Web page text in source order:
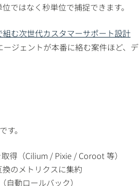
ではなく秒単位で捕捉できます。
む次世代カスタマーサポート設計
ジェントが本番に絡む案件ほど、デ
。
得（Cilium / Pixie / Coroot 等）
のメトリクスに集約
自動ロールバック）